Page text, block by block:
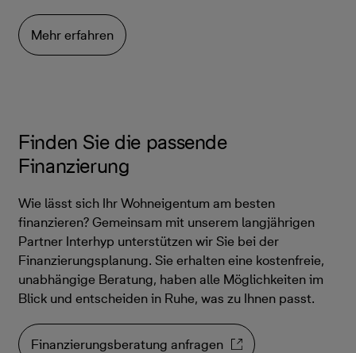
Mehr erfahren
Finden Sie die passende
Finanzierung
Wie lässt sich Ihr Wohneigentum am besten
finanzieren? Gemeinsam mit unserem langjährigen
Partner Interhyp unterstützen wir Sie bei der
Finanzierungsplanung. Sie erhalten eine kostenfreie,
unabhängige Beratung, haben alle Möglichkeiten im
Blick und entscheiden in Ruhe, was zu Ihnen passt.
Finanzierungsberatung anfragen